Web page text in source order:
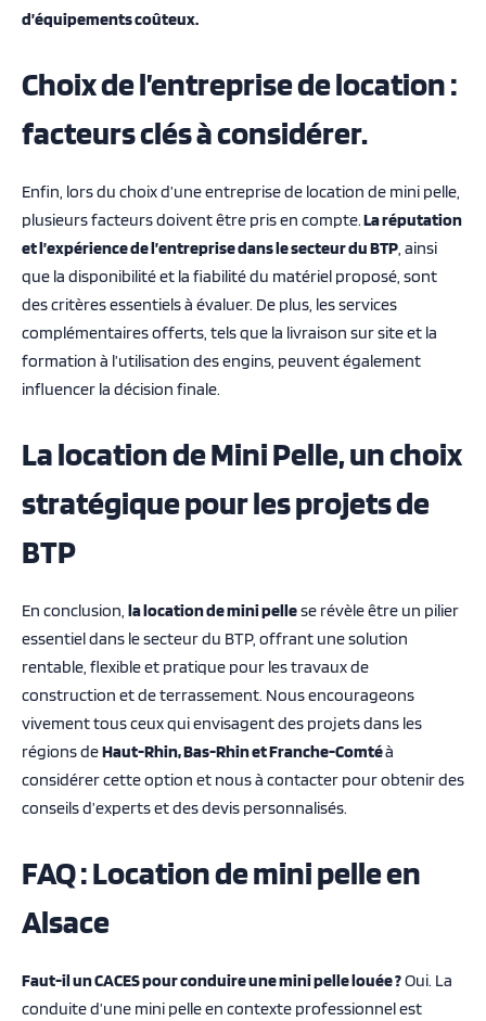
d’équipements coûteux.
Choix de l’entreprise de location :
facteurs clés à considérer.
Enfin, lors du choix d’une entreprise de location de mini pelle,
plusieurs facteurs doivent être pris en compte.La réputation
et l’expérience de l’entreprise dans le secteur du BTP, ainsi
que la disponibilité et la fiabilité du matériel proposé, sont
des critères essentiels à évaluer. De plus, les services
complémentaires offerts, tels que la livraison sur site et la
formation à l’utilisation des engins, peuvent également
influencer la décision finale.
La location de Mini Pelle, un choix
stratégique pour les projets de
BTP
En conclusion, la location de mini pellese révèle être un pilier
essentiel dans le secteur du BTP, offrant une solution
rentable, flexible et pratique pour les travaux de
construction et de terrassement. Nous encourageons
vivement tous ceux qui envisagent des projets dans les
régions deHaut-Rhin, Bas-Rhin et Franche-Comtéà
considérer cette option et nous à contacter pour obtenir des
conseils d’experts et des devis personnalisés.
FAQ : Location de mini pelle en
Alsace
Faut-il un CACES pour conduire une mini pelle louée ?Oui. La
conduite d’une mini pelle en contexte professionnel est